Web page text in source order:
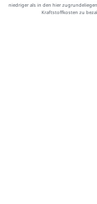
niedriger als in den hier
Kraftstoffkosten zu